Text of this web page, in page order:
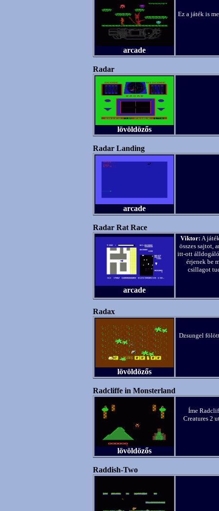
arcade
Ez a játék is
Radar
lövöldözős
Radar Landing
arcade
Radar Rat Race
arcade
Viktor: A
összes sajtot,
itt-ott álldogáló
érjenek be
csillagot
Radax
lövöldözős
Dzsungel
Radcliffe in Monsterland
lövöldözős
Íme
Creatures 2
Raddish-Two